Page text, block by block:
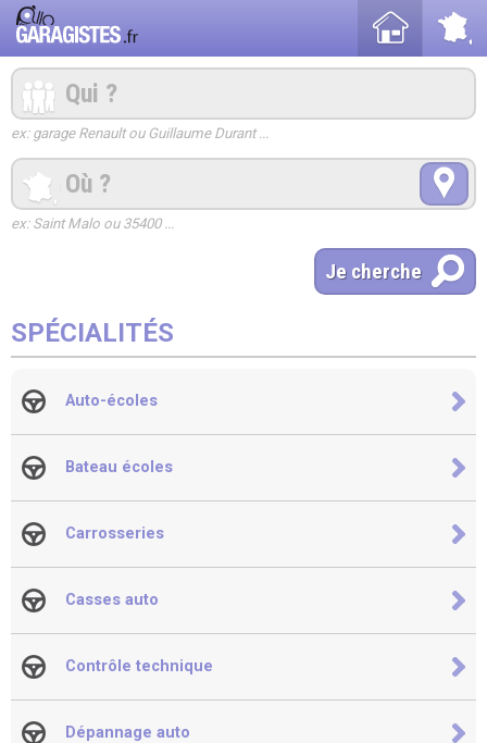
ex: garage Renault ou Guillaume Durant ...
ex: Saint Malo ou 35400 ...
SPÉCIALITÉS
Auto-écoles
Bateau écoles
Carrosseries
Casses auto
Contrôle technique
Dépannage auto